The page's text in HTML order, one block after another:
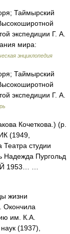
Таймырский
экспедиции Г. А.
мира:
энциклопедия
Таймырский
экспедиции Г. А.
Кочеткова.) (р.
(1949,
студии
Надежда Пургольд
1953… …
жизни
Окончила
им. К.А.
(1937),